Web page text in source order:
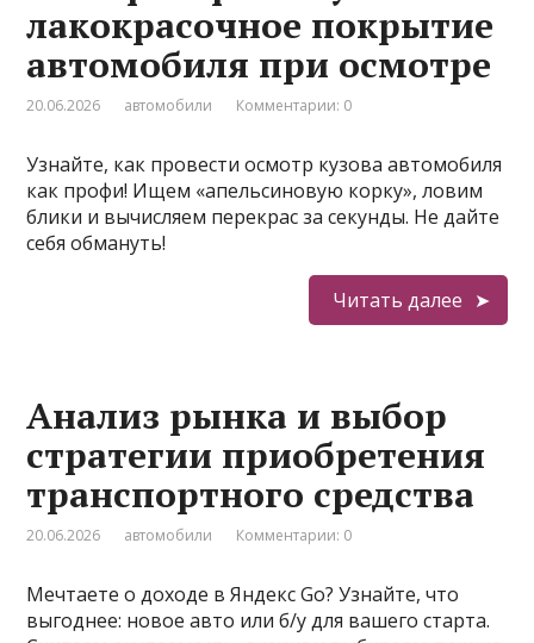
лакокрасочное покрытие
автомобиля при осмотре
20.06.2026 автомобили Комментарии: 0
Узнайте, как провести осмотр кузова автомобиля
как профи! Ищем «апельсиновую корку», ловим
блики и вычисляем перекрас за секунды. Не дайте
себя обмануть!
Читать далее
Анализ рынка и выбор
стратегии приобретения
транспортного средства
20.06.2026 автомобили Комментарии: 0
Мечтаете о доходе в Яндекс Go? Узнайте, что
выгоднее: новое авто или б/у для вашего старта.